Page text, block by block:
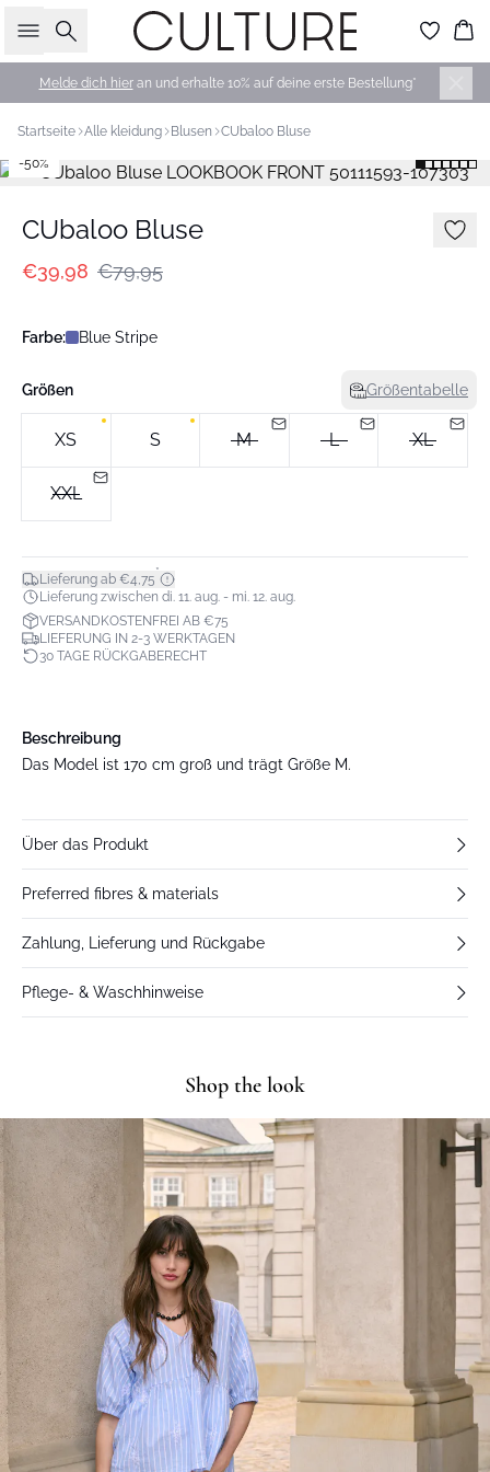
Suche
Melde dich hieran und erhalte 10% auf deine erste Bestellung*
Startseite Alle kleidung Blusen CUbaloo Bluse
-50%
CUbaloo Bluse
€39,98 €79,95
Farbe: Blue Stripe
Größen Größentabelle
XS S M L XL
XXL
Lieferung ab €4,75*
Lieferung zwischen di. 11. aug. - mi. 12. aug.
VERSANDKOSTENFREI AB €75
LIEFERUNG IN 2-3 WERKTAGEN
30 TAGE RÜCKGABERECHT
Beschreibung
Das Model ist 170 cm groß und trägt Größe M.
Über das Produkt
Preferred fibres & materials
Zahlung, Lieferung und Rückgabe
Pflege- & Waschhinweise
Shop the look